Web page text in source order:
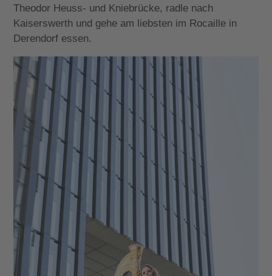
Theodor Heuss- und Kniebrücke, radle nach
Kaiserswerth und gehe am liebsten im Rocaille in
Derendorf essen.